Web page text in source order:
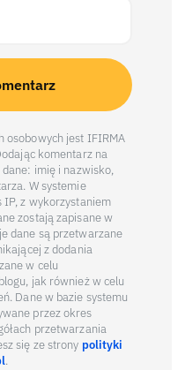
osobowych jest IFIRMA
komentarz na
imię i nazwisko,
W systemie
z wykorzystaniem
zostają zapisane w
dane są przetwarzane
z dodania
w celu
jak również w celu
Dane w bazie systemu
przez okres
przetwarzania
się ze strony polityki
.